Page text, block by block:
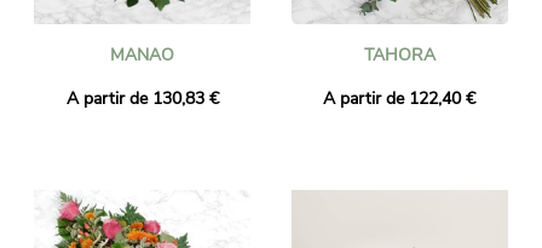
MANAO
A partir de 130,83 €
TAHORA
A partir de 122,40 €